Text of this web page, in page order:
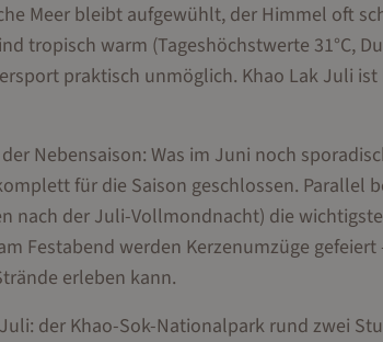
Meer bleibt aufgewühlt, der Himmel oft
tropisch warm (Tageshöchstwerte 31°C,
praktisch unmöglich. Khao Lak Juli
Nebensaison: Was im Juni noch
für die Saison geschlossen. Parallel
nach der Juli-Vollmondnacht) die
Festabend werden Kerzenumzüge
erleben kann.
der Khao-Sok-Nationalpark rund zwei